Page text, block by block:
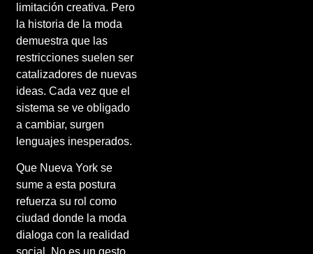
limitación creativa. Pero
la historia de la moda
demuestra que las
restricciones suelen ser
catalizadores de nuevas
ideas. Cada vez que el
sistema se ve obligado
a cambiar, surgen
lenguajes inesperados.
Que Nueva York se
sume a esta postura
refuerza su rol como
ciudad donde la moda
dialoga con la realidad